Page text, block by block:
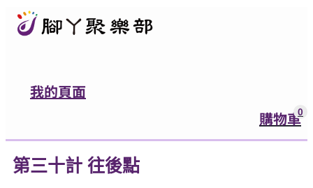
我的頁面
購物車0
購物車
第三十計 往後點